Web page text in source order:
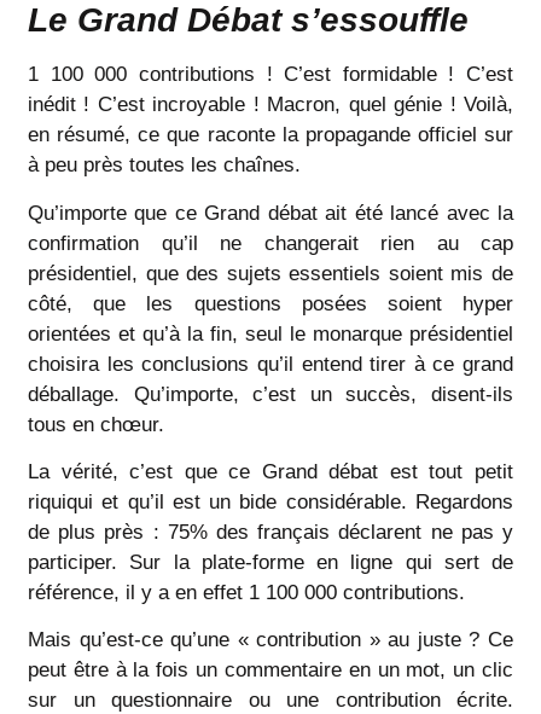
Le Grand Débat s’essouffle
1 100 000 contributions ! C’est formidable ! C’est
inédit ! C’est incroyable ! Macron, quel génie ! Voilà,
en résumé, ce que raconte la propagande officiel sur
à peu près toutes les chaînes.
Qu’importe que ce Grand débat ait été lancé avec la
confirmation qu’il ne changerait rien au cap
présidentiel, que des sujets essentiels soient mis de
côté, que les questions posées soient hyper
orientées et qu’à la fin, seul le monarque présidentiel
choisira les conclusions qu’il entend tirer à ce grand
déballage. Qu’importe, c’est un succès, disent-ils
tous en chœur.
La vérité, c’est que ce Grand débat est tout petit
riquiqui et qu’il est un bide considérable. Regardons
de plus près : 75% des français déclarent ne pas y
participer. Sur la plate-forme en ligne qui sert de
référence, il y a en effet 1 100 000 contributions.
Mais qu’est-ce qu’une « contribution » au juste ? Ce
peut être à la fois un commentaire en un mot, un clic
sur un questionnaire ou une contribution écrite.